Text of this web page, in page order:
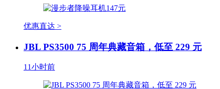
优惠直达 >
JBL PS3500 75 周年典藏音箱，低至 229 元
11小时前